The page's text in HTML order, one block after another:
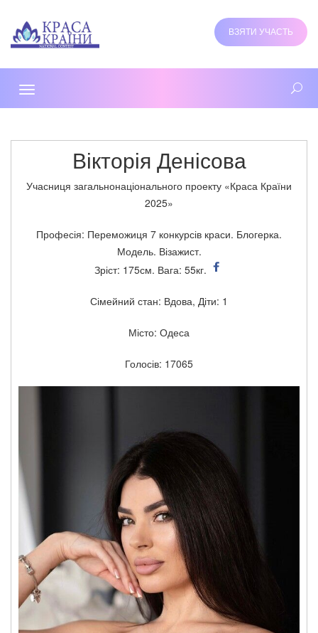
ВЗЯТИ УЧАСТЬ
Toggle
Вікторія Денісова
Учасниця загальнонаціонального проекту «Краса Країни
2025»
Професія: Переможиця 7 конкурсів краси. Блогерка.
Модель. Візажист.
Зріст: 175см. Вага: 55кг.
Сімейний стан: Вдова, Діти: 1
Місто: Одеса
Голосів: 17065